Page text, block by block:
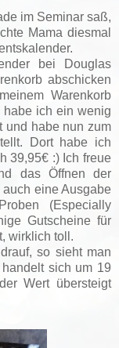
im Seminar saß,
Mama diesmal
bei Douglas
abschicken
Warenkorb
ich ein wenig
und habe nun zum
Dort habe ich
39,95€ :) Ich freue
das Öffnen der
eine Ausgabe
(Especially
Gutscheine für
wirklich toll.
so sieht man
sich um 19
Wert übersteigt